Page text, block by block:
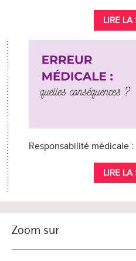
LIRE LA
Responsabilité médicale
LIRE LA
Zoom sur